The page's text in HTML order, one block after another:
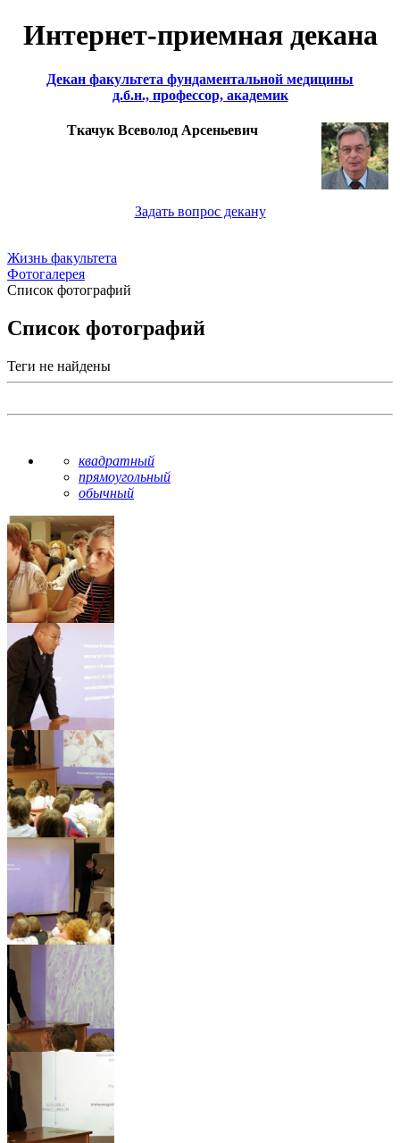
Интернет-приемная декана
Декан факультета фундаментальной медицины
д.б.н., профессор, академик
Ткачук Всеволод Арсеньевич
Задать вопрос декану
Жизнь факультета
Фотогалерея
Список фотографий
Список фотографий
Теги не найдены
квадратный
прямоугольный
обычный